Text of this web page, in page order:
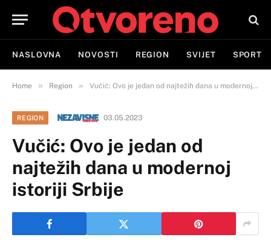
NASLOVNA NOVOSTI REGION SVIJET SPORT
Home » Region » Vučić: Ovo je jedan od najtežih dana u modernoj istoriji Srbije
REGION 03.05.2023
Vučić: Ovo je jedan od
najtežih dana u modernoj
istoriji Srbije